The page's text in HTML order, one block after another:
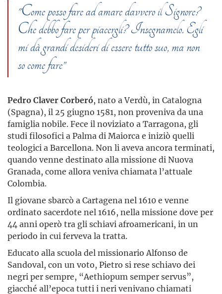
"Come posso fare ad amare davvero il Signore?
Che debbo fare per piacergli? Insegnamelo. Egli
mi dà grandi desideri di essere tutto suo, ma non
so come fare”
Pedro Claver Corberó, nato a Verdù, in Catalogna
(Spagna), il 25 giugno 1581, non proveniva da una
famiglia nobile. Fece il noviziato a Tarragona, gli
studi filosofici a Palma di Maiorca e iniziò quelli
teologici a Barcellona. Non li aveva ancora terminati,
quando venne destinato alla missione di Nuova
Granada, come allora veniva chiamata l’attuale
Colombia.
Il giovane sbarcò a Cartagena nel 1610 e venne
ordinato sacerdote nel 1616, nella missione dove per
44 anni operò tra gli schiavi afroamericani, in un
periodo in cui ferveva la tratta.
Educato alla scuola del missionario Alfonso de
Sandoval, con un voto, Pietro si rese schiavo dei
negri per sempre, “Aethiopum semper servus”,
giacché all’epoca tutti i neri venivano chiamati